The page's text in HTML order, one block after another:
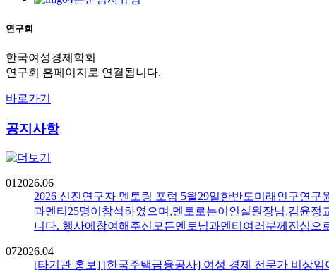
연구회
한국여성경제학회
연구회 홈페이지로 연결됩니다.
바로가기
공지사항
01 2026.06
2026 신진연구자 멘토링 포럼 5월29일한반도미래인구연구
과멘티25명이참석하였으며,멘토로는이인실원장님,김윤
니다. 행사에참여해주신모든멘토님과멘티여러분께진심으
072026.04
[타기관 홍보] [한국주택금융공사] 여성 경제 전문가 비상임